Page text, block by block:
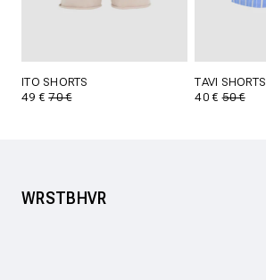
ITO SHORTS
49 €70 €
TAVI SHORTS
40 €50 €
WRSTBHVR